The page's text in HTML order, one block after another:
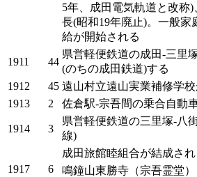
5年、成田電気軌道と改称
長(昭和19年廃止)。一般家
給が開始される
1911 44
県営軽便鉄道の成田-三里
(のちの成田鉄道)する
1912
45 遠山村立遠山実業補修学
1913
2 佐倉駅-宗吾間の乗合自動
1914 3
県営軽便鉄道の三里塚-八
線)
1917 6
成田旅館睦組合が結成され
鳴鐘山東勝寺（宗吾霊堂